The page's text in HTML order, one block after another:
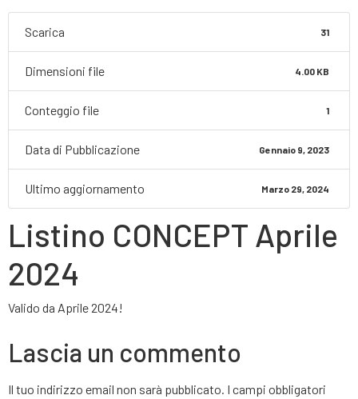
Scarica 31
Dimensioni file 4.00 KB
Conteggio file 1
Data di Pubblicazione Gennaio 9, 2023
Ultimo aggiornamento Marzo 29, 2024
Listino CONCEPT Aprile
2024
Valido da Aprile 2024!
Lascia un commento
Il tuo indirizzo email non sarà pubblicato. I campi obbligatori